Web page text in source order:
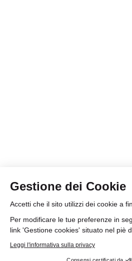
Gestione dei Cookie
Accetti che il sito utilizzi dei cookie a
Per modificare le tue preferenze in
link 'Gestione cookies' situato nel piè
Leggi l'informativa sulla privacy
Consensi certificati da